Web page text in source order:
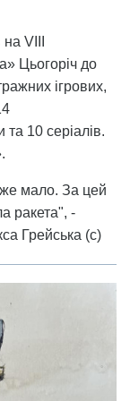
VIIІ
Цьогоріч до
ігрових,
10 серіалів.
мало. За цей
ракета", -
Грейська (с)